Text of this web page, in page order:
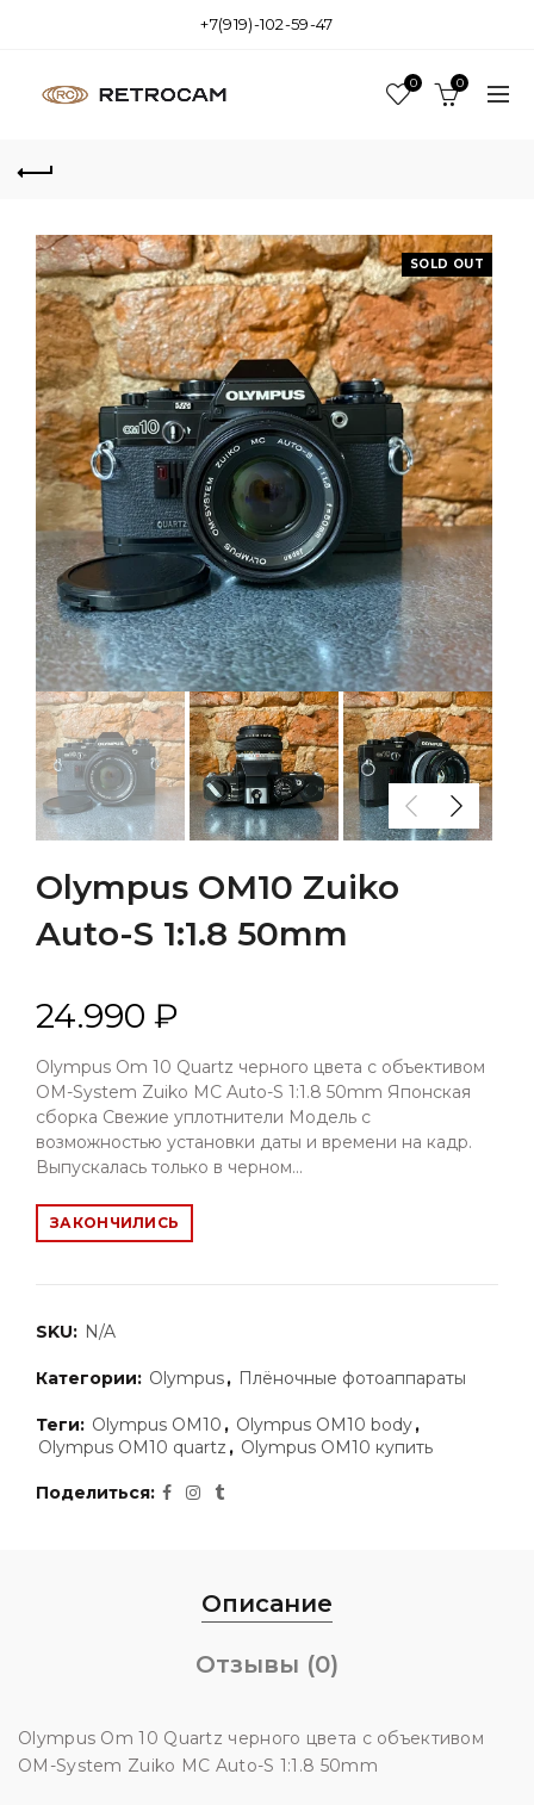
+7(919)-102-59-47
0 0
SOLD OUT
Olympus OM10 Zuiko
Auto-S 1:1.8 50mm
24.990 ₽
Olympus Om 10 Quartz черного цвета с объективом
OM-System Zuiko MC Auto-S 1:1.8 50mm Японская
сборка Свежие уплотнители Модель с
возможностью установки даты и времени на кадр.
Выпускалась только в черном...
ЗАКОНЧИЛИСЬ
SKU: N/A
Категории: Olympus, Плёночные фотоаппараты
Теги: Olympus OM10 , Olympus OM10 body,
Olympus OM10 quartz , Olympus OM10 купить
Поделиться
Описание
Отзывы (0)
Olympus Om 10 Quartz черного цвета с объективом
OM-System Zuiko MC Auto-S 1:1.8 50mm